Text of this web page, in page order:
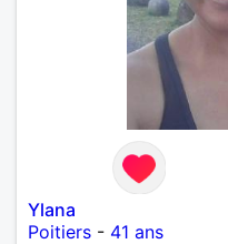
Ylana
Poitiers - 41 ans